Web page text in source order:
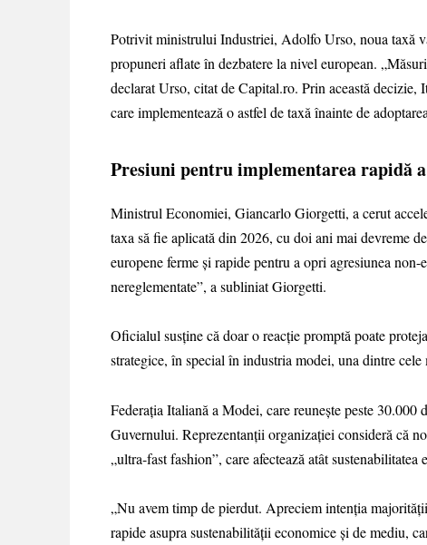
Potrivit ministrului Industriei, Adolfo Urso, noua taxă
propuneri aflate în dezbatere la nivel european.
declarat Urso, citat de Capital.ro. Prin această
care implementează o astfel de taxă înainte de
Presiuni pentru implementarea rapidă
Ministrul Economiei, Giancarlo Giorgetti, a cerut
taxa să fie aplicată din 2026, cu doi ani mai devreme
europene ferme şi rapide pentru a opri agresiunea
nereglementate”, a subliniat Giorgetti.
Oficialul susține că doar o reacție promptă poate
strategice, în special în industria modei, una dintre
Federația Italiană a Modei, care reunește peste
Guvernului. Reprezentanții organizației consideră că
„ultra-fast fashion”, care afectează atât
„Nu avem timp de pierdut. Apreciem intenția
rapide asupra sustenabilității economice și de mediu,